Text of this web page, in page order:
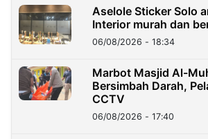
Aselole Sticker Solo
Interior murah dan
06/08/2026 - 18:34
Marbot Masjid Al-
Bersimbah Darah,
CCTV
06/08/2026 - 17:40